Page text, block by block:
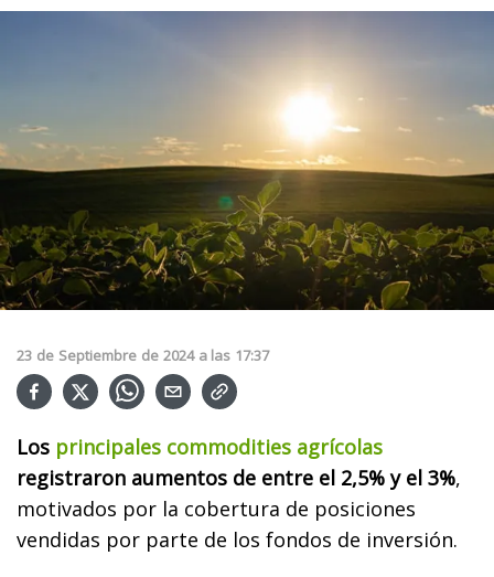
23 de Septiembre de 2024 a las 17:37
Los principales commodities agrícolas
registraron aumentos de entre el 2,5% y el 3%,
motivados por la cobertura de posiciones
vendidas por parte de los fondos de inversión.